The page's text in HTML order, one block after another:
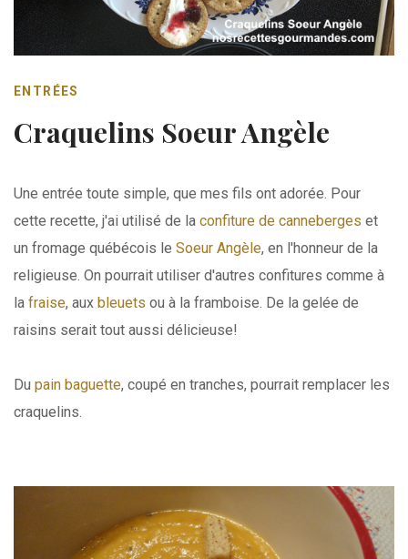
ENTRÉES
Craquelins Soeur Angèle
Une entrée toute simple, que mes fils ont adorée. Pour
cette recette, j'ai utilisé de la confiture de canneberges et
un fromage québécois le Soeur Angèle, en l'honneur de la
religieuse. On pourrait utiliser d'autres confitures comme à
la fraise, aux bleuets ou à la framboise. De la gelée de
raisins serait tout aussi délicieuse!
Du pain baguette, coupé en tranches, pourrait remplacer les
craquelins.